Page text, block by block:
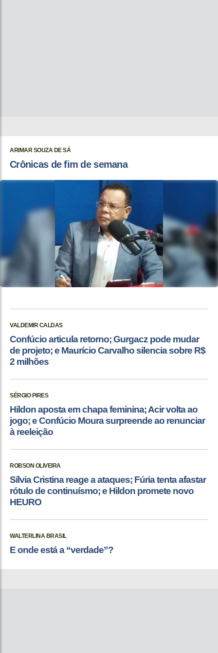
ARIMAR SOUZA DE SÁ
Crônicas de fim de semana
VALDEMIR CALDAS
Confúcio articula retorno; Gurgacz pode mudar
de projeto; e Maurício Carvalho silencia sobre R$
2 milhões
SÉRGIO PIRES
Hildon aposta em chapa feminina; Acir volta ao
jogo; e Confúcio Moura surpreende ao renunciar
à reeleição
ROBSON OLIVEIRA
Sílvia Cristina reage a ataques; Fúria tenta afastar
rótulo de continuísmo; e Hildon promete novo
HEURO
WALTERLINA BRASIL
E onde está a “verdade”?